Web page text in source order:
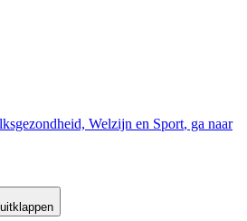
Welzijn en Sport, ga naar